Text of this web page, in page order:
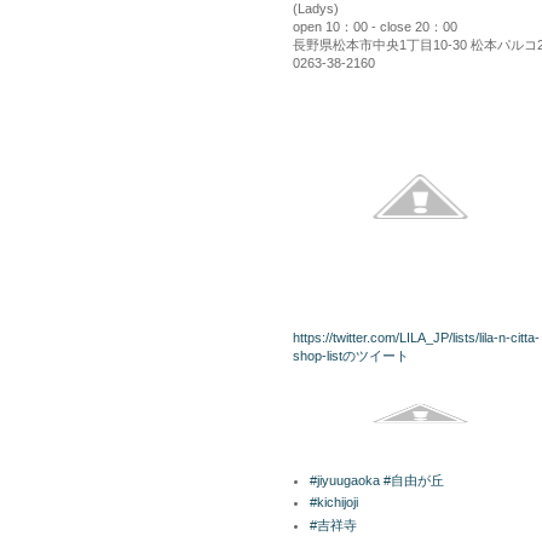
(Ladys)
open 10：00 - close 20：00
長野県松本市中央1丁目10-30 松本パルコ
0263-38-2160
https://twitter.com/LILA_JP/lists/lila-n-citta-
shop-listのツイート
Facebook
#jiyuugaoka #自由が丘
#kichijoji
#吉祥寺